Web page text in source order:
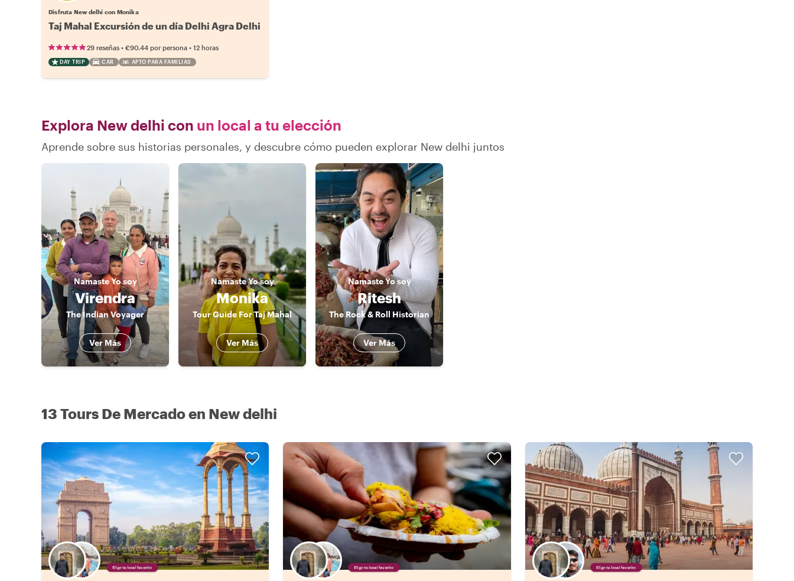
Disfruta New delhi con Monika
Taj Mahal Excursión de un día Delhi Agra Delhi
29 reseñas • €90.44 por persona • 12 horas
DAY TRIP CAR APTO PARA FAMILIAS
Explora New delhi con un local a tu elección
Aprende sobre sus historias personales, y descubre cómo pueden explorar New delhi juntos
NamasteYo soy
Virendra
The Indian Voyager
Ver Más
NamasteYo soy
Monika
Tour Guide For Taj Mahal
Ver Más
NamasteYo soy
Ritesh
The Rock & Roll Historian
Ver Más
13 Tours De Mercado en New delhi
Elige tu local favorito Elige tu local favorito Elige tu local favorito